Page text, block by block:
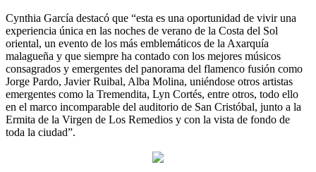
Cynthia García destacó que “esta es una oportunidad de vivir una
experiencia única en las noches de verano de la Costa del Sol
oriental, un evento de los más emblemáticos de la Axarquía
malagueña y que siempre ha contado con los mejores músicos
consagrados y emergentes del panorama del flamenco fusión como
Jorge Pardo, Javier Ruibal, Alba Molina, uniéndose otros artistas
emergentes como la Tremendita, Lyn Cortés, entre otros, todo ello
en el marco incomparable del auditorio de San Cristóbal, junto a la
Ermita de la Virgen de Los Remedios y con la vista de fondo de
toda la ciudad”.